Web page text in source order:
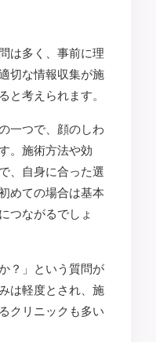
は多く、事前に理
切な情報収集が施
と考えられます。
一つで、顔のしわ
。施術方法や効
、自身に合った選
めての場合は基本
つながるでしょ
？」という質問が
は軽度とされ、施
クリニックも多い